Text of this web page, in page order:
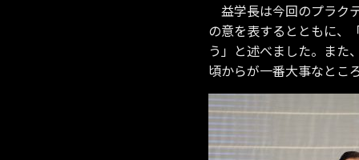
益学長は今回のプラク
の意を表するとともに、
う」と述べました。また
頃からが一番大事なとこ